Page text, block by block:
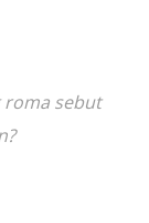
roma sebut